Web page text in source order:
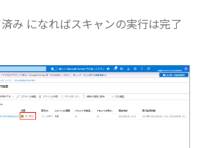
み になればスキャンの実行は完了